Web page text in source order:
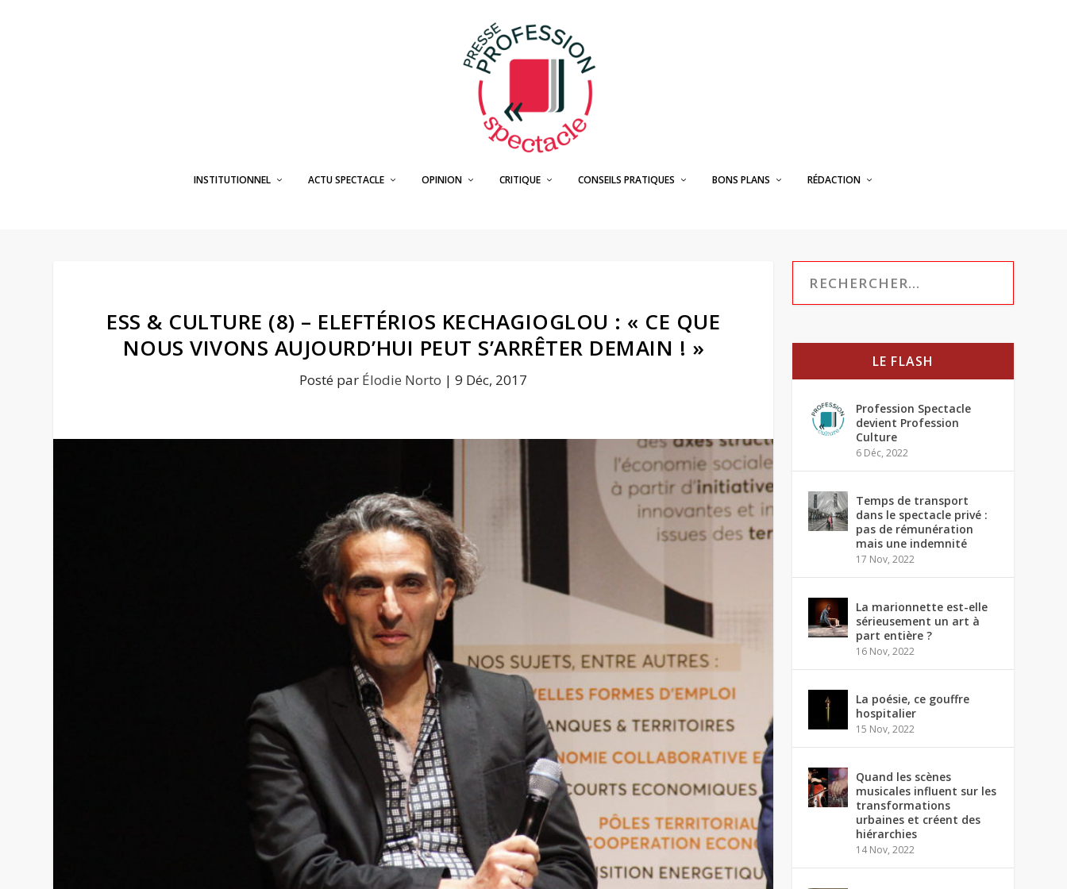
INSTITUTIONNEL ACTU SPECTACLE OPINION CRITIQUE CONSEILS PRATIQUES BONS PLANS RÉDACTION
ESS & CULTURE (8) – ELEFTÉRIOS KECHAGIOGLOU : « CE QUE
NOUS VIVONS AUJOURD’HUI PEUT S’ARRÊTER DEMAIN ! »
Posté par Élodie Norto |9 Déc, 2017
LE FLASH
Profession Spectacle
devient Profession
Culture
6 Déc, 2022
Temps de transport
dans le spectacle privé :
pas de rémunération
mais une indemnité
17 Nov, 2022
La marionnette est-elle
sérieusement un art à
part entière ?
16 Nov, 2022
La poésie, ce gouffre
hospitalier
15 Nov, 2022
Quand les scènes
musicales influent sur les
transformations
urbaines et créent des
hiérarchies
14 Nov, 2022